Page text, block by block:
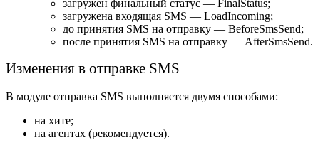
загружен финальный статус — FinalStatus;
загружена входящая SMS — LoadIncoming;
до принятия SMS на отправку — BeforeSmsSend;
после принятия SMS на отправку — AfterSmsSend.
Изменения в отправке SMS
В модуле отправка SMS выполняется двумя способами:
на хите;
на агентах (рекомендуется).